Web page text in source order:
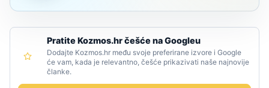
Pratite Kozmos.hr češće na Googleu
Dodajte Kozmos.hr među svoje preferirane izvore i Google
će vam, kada je relevantno, češće prikazivati naše najnovije
članke.